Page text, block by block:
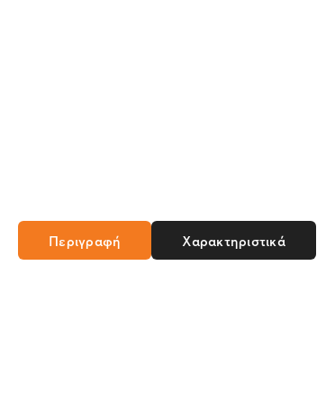
Περιγραφή Χαρακτηριστικά